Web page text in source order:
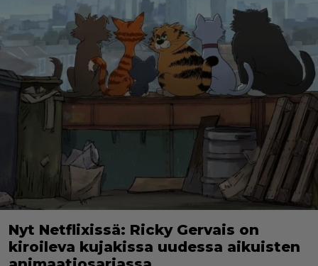
Nyt Netflixissä: Ricky Gervais on
kiroileva kujakissa uudessa aikuisten